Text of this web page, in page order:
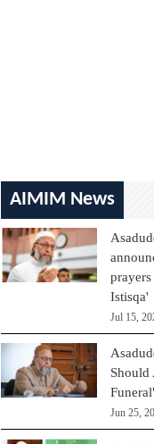
AIMIM News
Istisqa'
Jul 15,
Should
Funeral'
Jun 25,